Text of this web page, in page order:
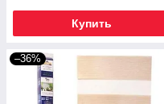
Купить
–36%